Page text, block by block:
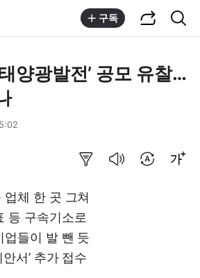
구독
양광발전’ 공모 유찰…
체 한 곳 그쳐
등 구속기소로
업들이 발 뺀 듯
서’ 추가 접수